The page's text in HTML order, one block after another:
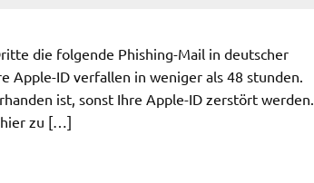
die folgende Phishing-Mail in deutscher
Apple-ID verfallen in weniger als 48 stunden.
ist, sonst Ihre Apple-ID zerstört werden.
hier zu […]